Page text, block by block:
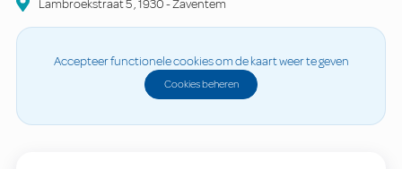
Lambroekstraat5,1930-Zaventem
Accepteer functionele cookies om de kaart weer te geven
Cookies beheren